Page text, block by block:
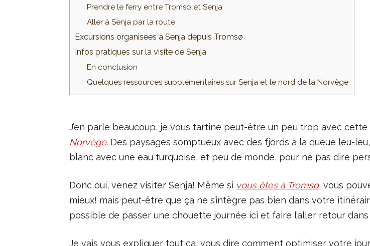
Prendre le ferry entre Tromso et Senja
Aller à Senja par la route
Excursions organisées à Senja depuis Tromsø
Infos pratiques sur la visite de Senja
En conclusion
Quelques ressources supplémentaires sur Senja et le nord de la Norvège
J’en parle beaucoup, je vous tartine peut-être un peu trop avec cette
Norvège. Des paysages somptueux avec des fjords à la queue leu-
blanc avec une eau turquoise, et peu de monde, pour ne pas dire
Donc oui, venez visiter Senja! Même si vous êtes à Tromso, vous
mieux! mais peut-être que ça ne s’intègre pas bien dans votre
possible de passer une chouette journée ici et faire l’aller retour dans
Je vais vous expliquer tout ça, vous dire comment optimiser votre